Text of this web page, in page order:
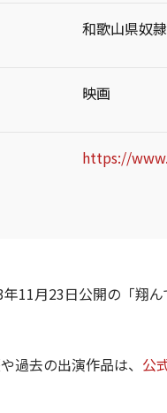
和歌山県奴
映画
https://
11月23日公開の「翔
過去の出演作品は、 公